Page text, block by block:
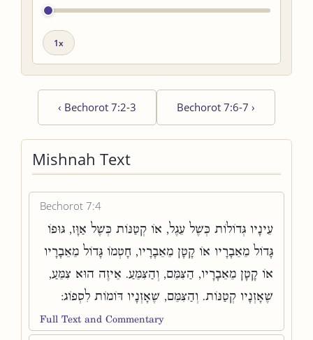
Playback
‹ Bechorot 7:2-3 Bechorot 7:6-7 ›
Mishnah Text
Bechorot 7:4
עֵינָיו גְּדוֹלוֹת כְּשֶׁל עֵגֶל, אוֹ קְטַנּוֹת כְּשֶׁל אַוָּז, גּוּפוֹ
גָּדוֹל מֵאֵבָרָיו אוֹ קָטָן מֵאֵבָרָיו, חָטְמוֹ גָּדוֹל מֵאֵבָרָיו
אוֹ קָטָן מֵאֵבָרָיו, הַצִּמֵּם, וְהַצִּמֵּעַ. אֵיזֶה הוּא צִמֵּעַ,
שֶׁאָזְנָיו קְטַנּוֹת. וְהַצִּמֵּם, שֶׁאָזְנָיו דּוֹמוֹת לִסְפוֹג:
Full Text and Commentary